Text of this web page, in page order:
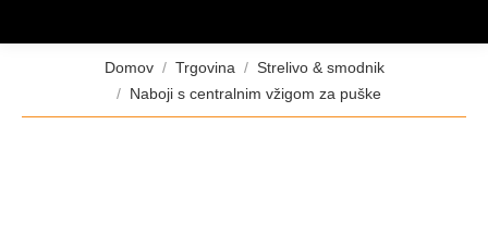
Domov Trgovina
Strelivo & smodnik
Naboji s centralnim vžigom za puške